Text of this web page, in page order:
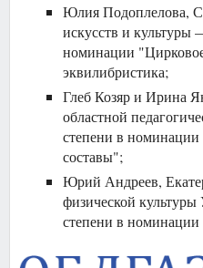
Юлия Подоплелова,
искусств и культуры
номинации
эквилибристика;
Глеб Козяр и Ирина
областной
степени в
составы";
Юрий Андреев,
физической
степени в